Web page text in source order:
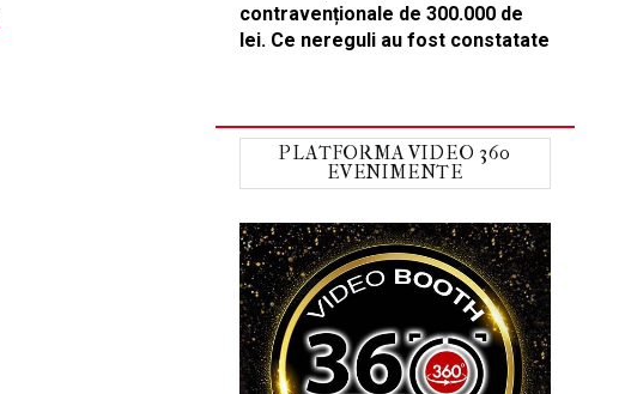
contravenționale de 300.000 de
lei. Ce nereguli au fost constatate
PLATFORMA VIDEO 360
EVENIMENTE